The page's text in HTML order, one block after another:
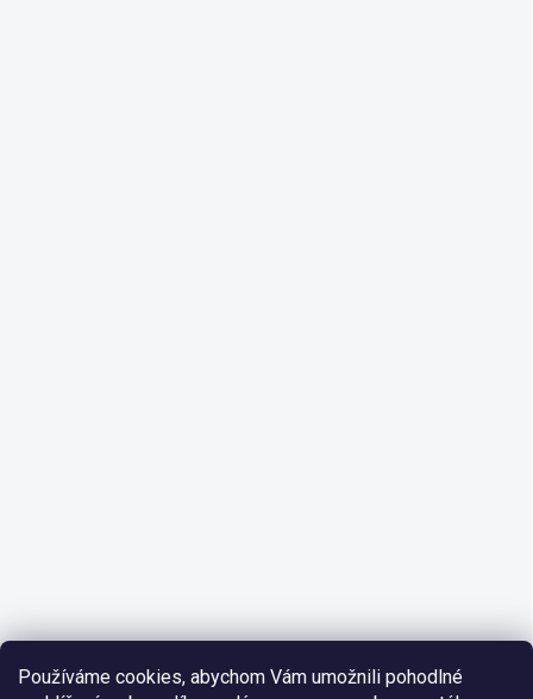
Používáme cookies, abychom Vám umožnili pohodlné